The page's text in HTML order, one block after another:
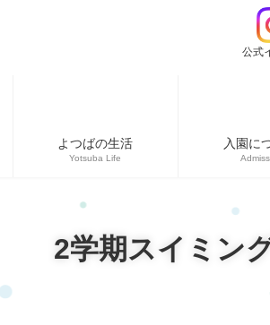
公式
よつばの生活
Yotsuba Life
入園に
2学期スイミン